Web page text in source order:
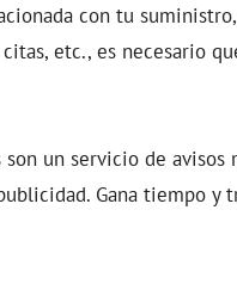
con tu
etc., es necesario
son un servicio de
Gana tiempo y